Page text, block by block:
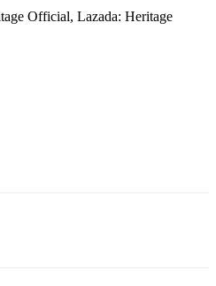
Official, Lazada: Heritage